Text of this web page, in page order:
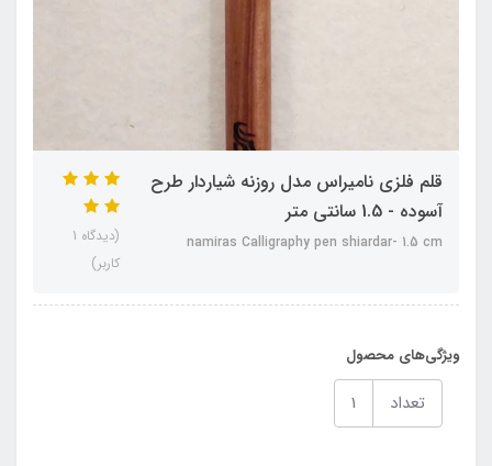
قلم فلزی نامیراس مدل روزنه شیاردار طرح
آسوده - 1.5 سانتی متر
namiras Calligraphy pen shiardar- 1.5 cm
(دیدگاه 1
کاربر)
ویژگی‌های محصول
تعداد